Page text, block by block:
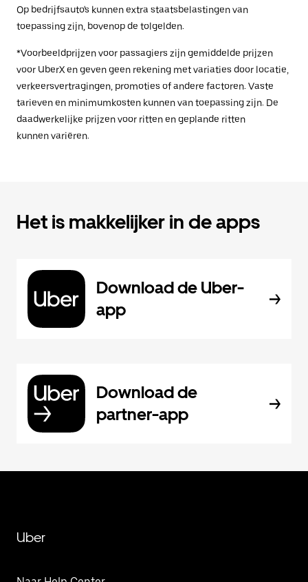
Op bedrijfsauto's kunnen extra staatsbelastingen van
toepassing zijn, bovenop de tolgelden.
*Voorbeeldprijzen voor passagiers zijn gemiddelde prijzen
voor UberX en geven geen rekening met variaties door locatie,
verkeersvertragingen, promoties of andere factoren. Vaste
tarieven en minimumkosten kunnen van toepassing zijn. De
daadwerkelijke prijzen voor ritten en geplande ritten
kunnen variëren.
Het is makkelijker in de apps
Download de Uber-
app
Download de
partner-app
Uber